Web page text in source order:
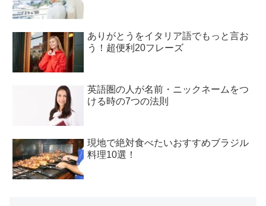
ありがとうをイタリア語でもっと言お
う！超便利20フレーズ
英語圏の人が名前・ニックネームをつ
ける時の7つの法則
現地で絶対食べたいおすすめブラジル
料理10選！